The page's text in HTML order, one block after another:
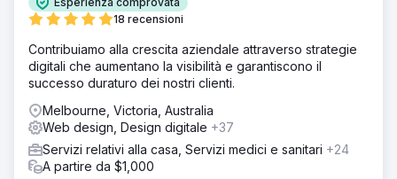
18 recensioni
Contribuiamo alla crescita aziendale attraverso strategie
digitali che aumentano la visibilità e garantiscono il
successo duraturo dei nostri clienti.
Melbourne, Victoria, Australia
Web design, Design digitale +37
Servizi relativi alla casa, Servizi medici e sanitari +24
A partire da $1,000